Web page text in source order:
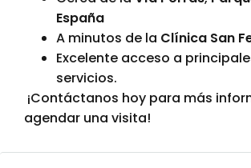
España
A minutos de la Clínica San
Excelente acceso a
servicios.
¡Contáctanos hoy para más
agendar una visita!